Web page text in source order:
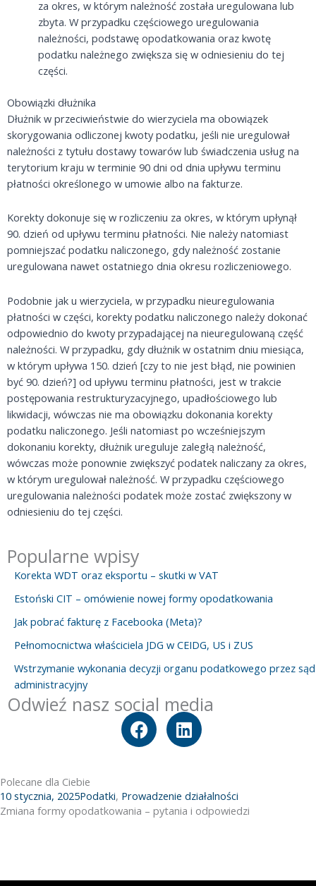
za okres, w którym należność została uregulowana lub
zbyta. W przypadku częściowego uregulowania
należności, podstawę opodatkowania oraz kwotę
podatku należnego zwiększa się w odniesieniu do tej
części.
Obowiązki dłużnika
Dłużnik w przeciwieństwie do wierzyciela ma obowiązek
skorygowania odliczonej kwoty podatku, jeśli nie uregulował
należności z tytułu dostawy towarów lub świadczenia usług na
terytorium kraju w terminie 90 dni od dnia upływu terminu
płatności określonego w umowie albo na fakturze.
Korekty dokonuje się w rozliczeniu za okres, w którym upłynął
90. dzień od upływu terminu płatności. Nie należy natomiast
pomniejszać podatku naliczonego, gdy należność zostanie
uregulowana nawet ostatniego dnia okresu rozliczeniowego.
Podobnie jak u wierzyciela, w przypadku nieuregulowania
płatności w części, korekty podatku naliczonego należy dokonać
odpowiednio do kwoty przypadającej na nieuregulowaną część
należności. W przypadku, gdy dłużnik w ostatnim dniu miesiąca,
w którym upływa 150. dzień [czy to nie jest błąd, nie powinien
być 90. dzień?] od upływu terminu płatności, jest w trakcie
postępowania restrukturyzacyjnego, upadłościowego lub
likwidacji, wówczas nie ma obowiązku dokonania korekty
podatku naliczonego. Jeśli natomiast po wcześniejszym
dokonaniu korekty, dłużnik ureguluje zaległą należność,
wówczas może ponownie zwiększyć podatek naliczany za okres,
w którym uregulował należność. W przypadku częściowego
uregulowania należności podatek może zostać zwiększony w
odniesieniu do tej części.
Popularne wpisy
Korekta WDT oraz eksportu – skutki w VAT
Estoński CIT – omówienie nowej formy opodatkowania
Jak pobrać fakturę z Facebooka (Meta)?
Pełnomocnictwa właściciela JDG w CEIDG, US i ZUS
Wstrzymanie wykonania decyzji organu podatkowego przez sąd
administracyjny
Odwieź nasz social media
F
a
b
o
L
i
e
d
Polecane dla Ciebie
10 stycznia, 2025Podatki, Prowadzenie działalności
Zmiana formy opodatkowania – pytania i odpowiedzi